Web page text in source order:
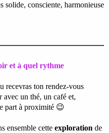
solide, consciente, harmonieuse
et à quel rythme
recevras ton rendez-vous
avec un thé, un café et,
part à proximité 😉
ensemble cette exploration de